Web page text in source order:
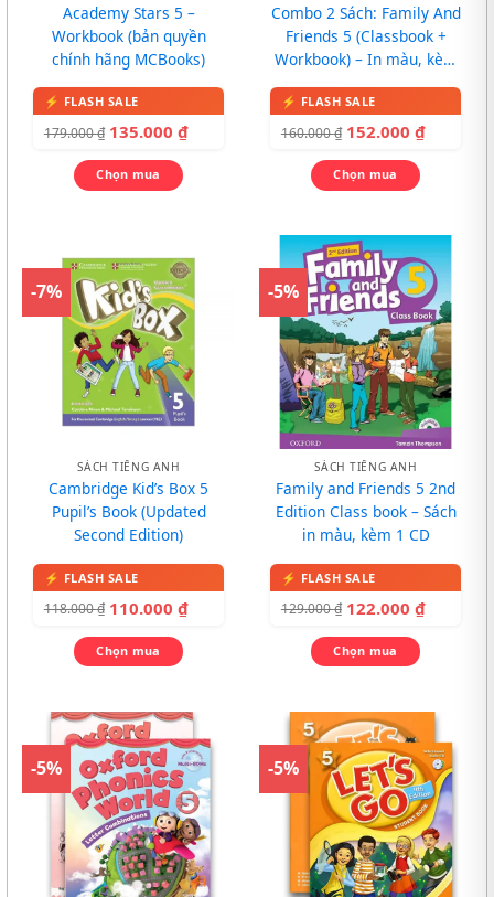
Academy Stars 5 –
Workbook (bản quyền
chính hãng MCBooks)
179.000₫ 135.000 ₫
Chọn mua
Combo 2 Sách: Family And
Friends 5 (Classbook +
Workbook) – In màu, kèm
160.000₫ 152.000 ₫
Chọn mua
-7%
SÁCH TIẾNG ANH
Cambridge Kid’s Box 5
Pupil’s Book (Updated
Second Edition)
118.000₫ 110.000 ₫
Chọn mua
-5%
SÁCH TIẾNG ANH
Family and Friends 5 2nd
Edition Class book – Sách
in màu, kèm 1 CD
129.000₫ 122.000 ₫
Chọn mua
-5% -5%